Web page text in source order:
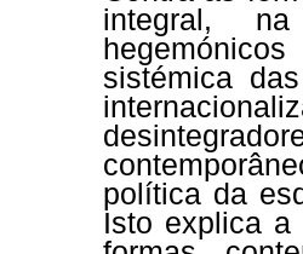
integral,
sistémica
política da
Isto explica a